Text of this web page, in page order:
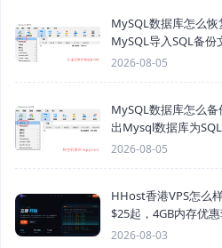
MySQL数据库怎么
MySQL导入SQL备份
2026-08-05
MySQL数据库怎么
出Mysql数据库为
2026-08-05
HHost香港VPS怎么
$25起，4GB内存优
2026-08-03